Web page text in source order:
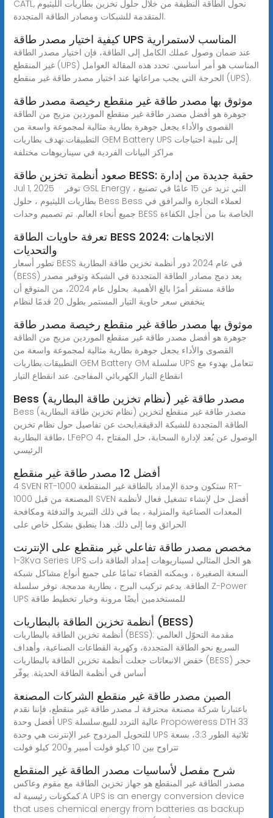
CATL, نحول الطاقة النظيفة من خلال حلول تخزين بطاريات الليثيوم
المتقدمة للشبكات ومصادر الطاقة المتجددة.
كيفية اختيار مصدر طاقة UPS المناسب لاستمرارية
عند ضمان وصول عملك الكامل إلى الطاقة، فإن اختيار مصدر الطاقة
غير المنقطع (UPS) المناسب هو أمر أساسي. تحدد هذه المقالة العوامل
الحرجة التي يجب مراعاتها عند اختيار مصدر طاقة غير منقطع (UPS).
موثوق بها مصدر طاقة غير منقطع رخيصة مصدر طاقة
جوهرة هو أفضل مصدر طاقة غير منقطع الموردين مزيج من الطاقة
القصوى والأداء يجعل جوهرة بطارية مثالية لمجموعة واسعة من
التطبيقات.تهدف بطاريات GEM Battery UPS إلى تلبية احتياجات
مراكز البيانات الفردية في سيناريوهات مختلفة
صعود أنظمة تخزين طاقة BESS: حقبة جديدة من إدارة
Jul 1, 2025 · توفر GSL Energy ، التي تزيد عن 15 عامًا في تصنيع
بطاريات الليثيوم ، حلول Bess Bess لعملاء التجارة والمرافق في
جميع أنحاء العالم. تم تصميم وحدات BESS الخاصة بنا من أجل الكفاءة
تعرفة حاويات الطاقة BESS 2024: الاتجاهات
والتحديات
تطور أسعار BESS في عام 2024 دور أنظمة تخزين طاقة البطارية
(BESS) يعد دمج مصادر الطاقة المتجددة في الشبكة وتوفير مصدر
طاقة مستقر أمرًا بالغ الأهمية. بحلول عام 2024، من المتوقع أن
ينخفض سعر حاوية التيار المستمر بطول 20 قدمًا لنظام
موثوق بها مصدر طاقة غير منقطع رخيصة مصدر طاقة
جوهرة هو أفضل مصدر طاقة غير منقطع الموردين مزيج من الطاقة
القصوى والأداء يجعل جوهرة بطارية مثالية لمجموعة واسعة من
التطبيقات.بطاريات GEM Battery GM سلسلة UPS تتعامل بهدوء مع
انقطاع التيار الكهربائي المفاجئ. عند انقطاع التيار
Bess (نظام تخزين طاقة البطارية) مصدر طاقة غير
Bess (نظام تخزين طاقة البطارية) مصدر طاقة غير منقطع لتخزين
الطاقة المتجددة للشبكة الدقيقة,ابحث عن تفاصيل حول نظام تخزين
طاقة البطارية، LFePO 4، الوصول عن بُعد لإدارة السحابة، حل المفتاح
الرئيسي
أفضل 12 مصدر طاقة غير منقطع
4 SVEN RT-1000 ستكون وحدة الإمداد بالطاقة غير المنقطعة RT-
1000 المصنعة من قبل SVEN أفضل حل لإنشاء تشغيل فعال لأنظمة
المعدات الصناعية والمنزلية ، بما في ذلك التبريد والتدفئة ومكافحة
الحرائق وما إلى ذلك. هذا ينطبق بشكل خاص على
مخصص مصدر طاقة تفاعلي غير منقطع على الإنترنت
1-3Kva Series UPS هو الحل المثالي لسيناريوهات إمداد الطاقة ذات
السعة الصغيرة ، ويمكنه القضاء تمامًا على جميع أنواع مشاكل شبكة
الطاقة. يدعم تركيب البرج ، بطارية مدمجة. توفر سلسلة Z-Power
UPS للمستخدمين أيضًا مرونة وخيار تخطيط طاقة
أنظمة تخزين الطاقة بالبطاريات (BESS)
أنظمة تخزين الطاقة بالبطاريات (BESS): مقدمة التحوّل العالمي
السريع نحو الطاقة المتجددة، وكهربة القطاعات الصناعية، وأهداف
خفض الانبعاثات جعلت أنظمة تخزين الطاقة بالبطاريات (BESS) حجر
أساس في أنظمة الطاقة الحديثة. يوفّر
الصين مصدر طاقة غير منقطع الشركات المصنعة
باعتبارنا شركة مصنعة محترفة لـ مصدر طاقة غير منقطع، فإننا نقدم
أفضل وحدة UPS عالية التردد للبيع.سلسلة Propoweress DTH 33
للتحويل المزدوج عبر الإنترنت هي وحدة UPS ثلاثية الطور 3:3، بسعة
تتراوح بين 10 كيلو فولت أمبير و200 كيلو فولت
شرح مفصل لأساسيات مصدر الطاقة غير المنقطع
مصدر الطاقة غير المنقطع هو جهاز تخزين الطاقة مع مقوم وعاكس
كمكونات رئيسية له.A UPS is an energy conversion device
that uses chemical energy from batteries as backup